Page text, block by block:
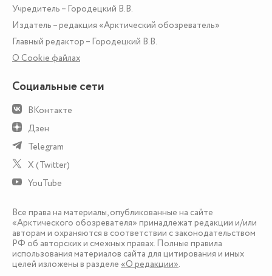
Учредитель – Городецкий В.В.
Издатель – редакция «Арктический обозреватель»
Главный редактор – Городецкий В.В.
О Сookie файлах
Социальные сети
ВКонтакте
Дзен
Telegram
X (Twitter)
YouTube
Все права на материалы, опубликованные на сайте
«Арктического обозревателя» принадлежат редакции и/или
авторам и охраняются в соответствии с законодательством
РФ об авторских и смежных правах. Полные правила
использования материалов сайта для цитирования и иных
целей изложены в разделе «О редакции».